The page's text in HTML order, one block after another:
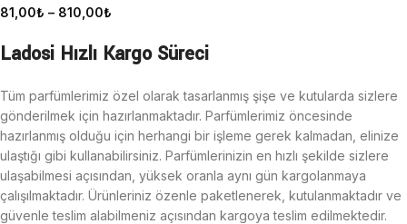
81,00₺ – 810,00₺
Ladosi Hızlı Kargo Süreci
Tüm parfümlerimiz özel olarak tasarlanmış şişe ve kutularda sizlere
gönderilmek için hazırlanmaktadır. Parfümlerimiz öncesinde
hazırlanmış olduğu için herhangi bir işleme gerek kalmadan, elinize
ulaştığı gibi kullanabilirsiniz. Parfümlerinizin en hızlı şekilde sizlere
ulaşabilmesi açısından, yüksek oranla aynı gün kargolanmaya
çalışılmaktadır. Ürünleriniz özenle paketlenerek, kutulanmaktadır ve
güvenle teslim alabilmeniz açısından kargoya teslim edilmektedir.